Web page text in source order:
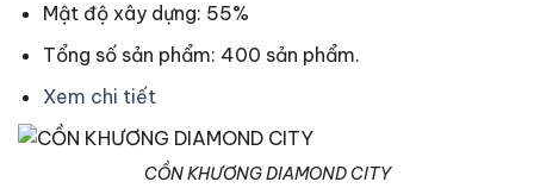
Mật độ xây dựng: 55%
Tổng số sản phẩm: 400 sản phẩm.
Xem chi tiết
CỒN KHƯƠNG DIAMOND CITY